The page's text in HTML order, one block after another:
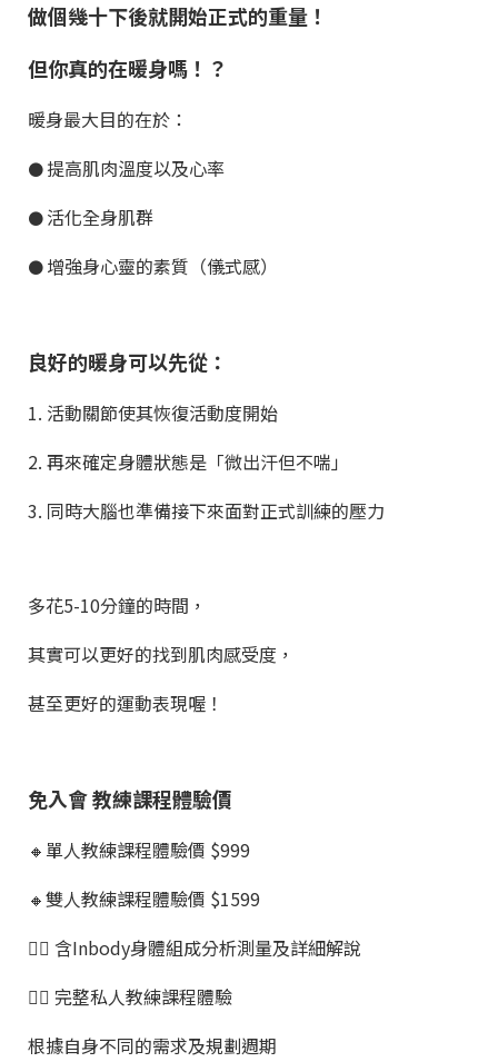
做個幾十下後就開始正式的重量！
但你真的在暖身嗎 ！？
暖身最大目的在於：
● 提高肌肉溫度以及心率
● 活化全身肌群
● 增強身心靈的素質（儀式感）
良好的暖身可以先從：
1. 活動關節使其恢復活動度開始
2. 再來確定身體狀態是「微出汗但不喘」
3. 同時大腦也準備接下來面對正式訓練的壓力
多花5-10分鐘的時間，
其實可以更好的找到肌肉感受度，
甚至更好的運動表現喔！
免入會 教練課程體驗價
🔸單人教練課程體驗價 $999
🔸雙人教練課程體驗價 $1599
👉🏼 含Inbody身體組成分析測量及詳細解說
👉🏼 完整私人教練課程體驗
根據自身不同的需求及規劃週期